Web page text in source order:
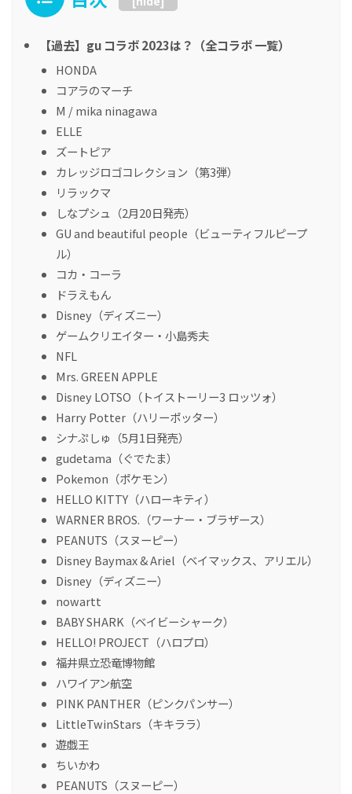
【過去】gu コラボ 2023は？（全コラボ 一覧）
HONDA
コアラのマーチ
M / mika ninagawa
ELLE
ズートピア
カレッジロゴコレクション（第3弾）
リラックマ
しなプシュ（2月20日発売）
GU and beautiful people（ビューティフルピープ
ル）
コカ・コーラ
ドラえもん
Disney（ディズニー）
ゲームクリエイター・小島秀夫
NFL
Mrs. GREEN APPLE
Disney LOTSO（トイストーリー3 ロッツォ）
Harry Potter（ハリーポッター）
シナぷしゅ（5月1日発売）
gudetama（ぐでたま）
Pokemon（ポケモン）
HELLO KITTY（ハローキティ）
WARNER BROS.（ワーナー・ブラザース）
PEANUTS（スヌーピー）
Disney Baymax & Ariel（ベイマックス、アリエル）
Disney（ディズニー）
nowartt
BABY SHARK（ベイビーシャーク）
HELLO! PROJECT（ハロプロ）
福井県立恐竜博物館
ハワイアン航空
PINK PANTHER（ピンクパンサー）
LittleTwinStars（キキララ）
遊戯王
ちいかわ
PEANUTS（スヌーピー）